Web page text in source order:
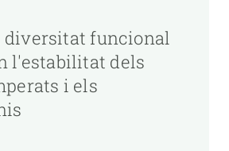
diversitat funcional
l'estabilitat dels
i els